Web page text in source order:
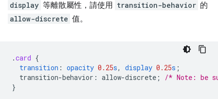
display 等離散屬性，請使用 transition-behavior 的
allow-discrete 值。
.card {
transition : opacity 0.25s, display 0.25s ;
transition-behavior : allow-discrete ;
/* Note: be
}